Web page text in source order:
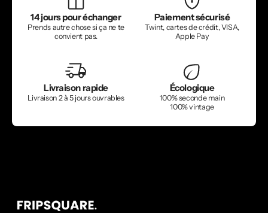
14 jours pour échanger
Prends autre chose si ça ne te
convient pas.
Paiement sécurisé
Twint, cartes de crédit, VISA,
Apple Pay
Livraison rapide
Livraison 2 à 5 jours ouvrables
Écologique
100% seconde main
100% vintage